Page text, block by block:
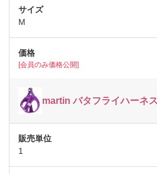
M
[会員のみ価格公開]
martin バタフライハーネ
1